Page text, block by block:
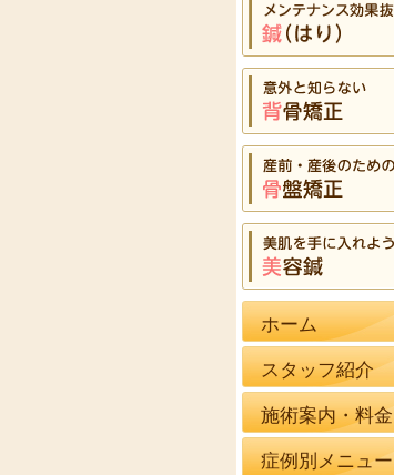
ホーム
スタッフ紹介
施術案内・料金
症例別メニュー